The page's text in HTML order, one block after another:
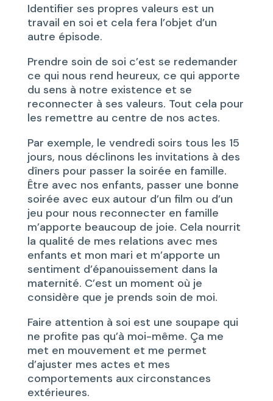
Identifier ses propres valeurs est un
travail en soi et cela fera l’objet d’un
autre épisode.
Prendre soin de soi c’est se redemander
ce qui nous rend heureux, ce qui apporte
du sens à notre existence et se
reconnecter à ses valeurs. Tout cela pour
les remettre au centre de nos actes.
Par exemple, le vendredi soirs tous les 15
jours, nous déclinons les invitations à des
dîners pour passer la soirée en famille.
Être avec nos enfants, passer une bonne
soirée avec eux autour d’un film ou d’un
jeu pour nous reconnecter en famille
m’apporte beaucoup de joie. Cela nourrit
la qualité de mes relations avec mes
enfants et mon mari et m’apporte un
sentiment d’épanouissement dans la
maternité. C’est un moment où je
considère que je prends soin de moi.
Faire attention à soi est une soupape qui
ne profite pas qu’à moi-même. Ça me
met en mouvement et me permet
d’ajuster mes actes et mes
comportements aux circonstances
extérieures.